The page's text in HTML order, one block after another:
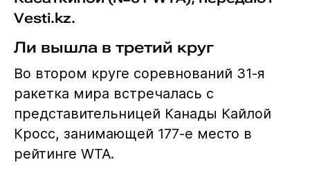
Vesti.kz.
Ли вышла в третий круг
Во втором круге соревнований 31-я
ракетка мира встречалась с
представительницей Канады Кайлой
Кросс, занимающей 177-е место в
рейтинге WTA.